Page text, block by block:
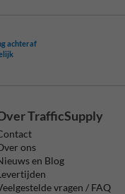
achteraf
TrafficSupply
ons
en Blog
vragen / FAQ